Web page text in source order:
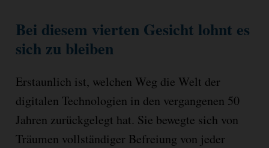
Bei diesem vierten Gesicht lohnt es
sich zu bleiben
Erstaunlich ist, welchen Weg die Welt der
digitalen Technologien in den vergangenen 50
Jahren zurückgelegt hat. Sie bewegte sich von
Träumen vollständiger Befreiung von jeder